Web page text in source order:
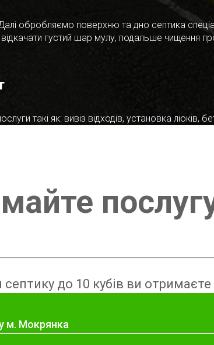
обробляємо поверхню та дно септика
густий шар мулу, подальше чищення
такі як: вивіз відходів, установка люків,
до 10 кубів ви
м. Мокрянка